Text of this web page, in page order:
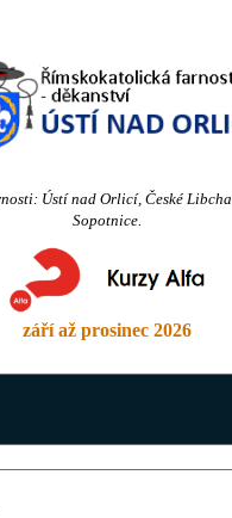
Ústí nad Orlicí, České
Sopotnice.
září až prosinec 2026